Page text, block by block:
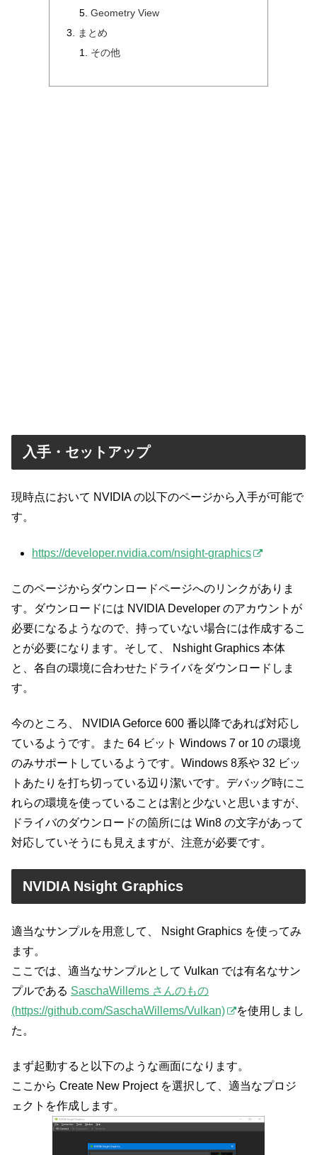
Geometry View
まとめ
その他
入手・セットアップ
現時点において NVIDIA の以下のページから入手が可能で
す。
https://developer.nvidia.com/nsight-graphics
このページからダウンロードページへのリンクがありま
す。ダウンロードには NVIDIA Developer のアカウントが
必要になるようなので、持っていない場合には作成するこ
とが必要になります。そして、 Nshight Graphics 本体
と、各自の環境に合わせたドライバをダウンロードしま
す。
今のところ、 NVIDIA Geforce 600 番以降であれば対応し
ているようです。また 64 ビット Windows 7 or 10 の環境
のみサポートしているようです。Windows 8系や 32 ビッ
トあたりを打ち切っている辺り潔いです。デバッグ時にこ
れらの環境を使っていることは割と少ないと思いますが、
ドライバのダウンロードの箇所には Win8 の文字があって
対応していそうにも見えますが、注意が必要です。
NVIDIA Nsight Graphics
適当なサンプルを用意して、 Nsight Graphics を使ってみ
ます。
ここでは、適当なサンプルとして Vulkan では有名なサン
プルである SaschaWillems さんのもの
(https://github.com/SaschaWillems/Vulkan)
を使用しまし
た。
まず起動すると以下のような画面になります。
ここから Create New Project を選択して、適当なプロジ
ェクトを作成します。